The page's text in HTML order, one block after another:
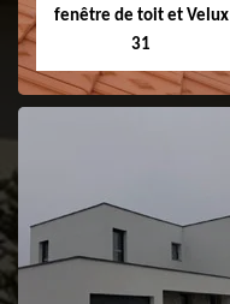
fenêtre de toit et Velux
31
Pose et
changement de
fenêtre de toit et